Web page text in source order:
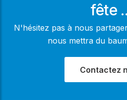
fête
N'hésitez pas à nous
nous mettra du
Contactez